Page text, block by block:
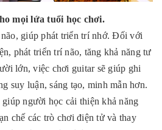
mọi lứa tuổi học chơi.
giúp phát triển trí nhớ. Đối với
phát triển trí não, tăng khả năng tư
lớn, việc chơi guitar sẽ giúp ghi
suy luận, sáng tạo, minh mẫn hơn.
người học cải thiện khả năng
chế các trò chơi điện tử và thay